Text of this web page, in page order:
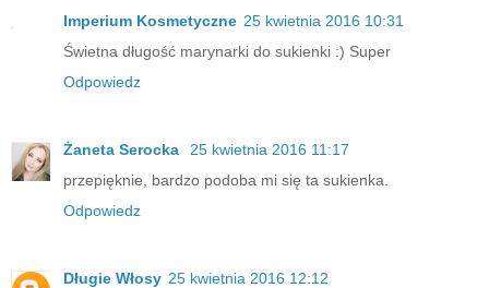
Imperium Kosmetyczne 25 kwietnia 2016 10:31
Świetna długość marynarki do sukienki :) Super
Odpowiedz
Żaneta Serocka
25 kwietnia 2016 11:17
przepięknie, bardzo podoba mi się ta sukienka.
Odpowiedz
Długie Włosy 25 kwietnia 2016 12:12